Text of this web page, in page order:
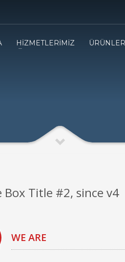
HİZMETLERİMİZ ÜRÜNLER
Box Title #2, since v4
WE ARE